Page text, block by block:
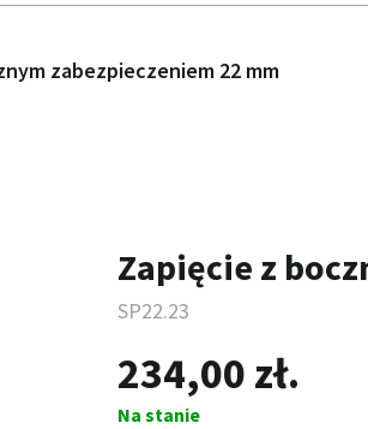
zabezpieczeniem 22 mm
Zapięcie z
SP22.23
234,00 zł.
Na stanie